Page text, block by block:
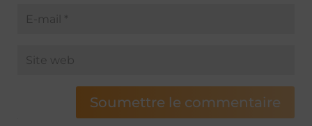
Soumettre le commentaire